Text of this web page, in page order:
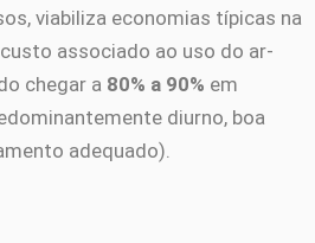
viabiliza economias típicas na
associado ao uso do ar-
chegar a 80% a 90% em
diurno, boa
adequado).